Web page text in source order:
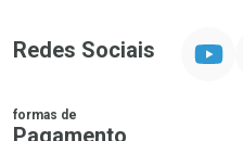
Redes Sociais
formas de
Pagamento